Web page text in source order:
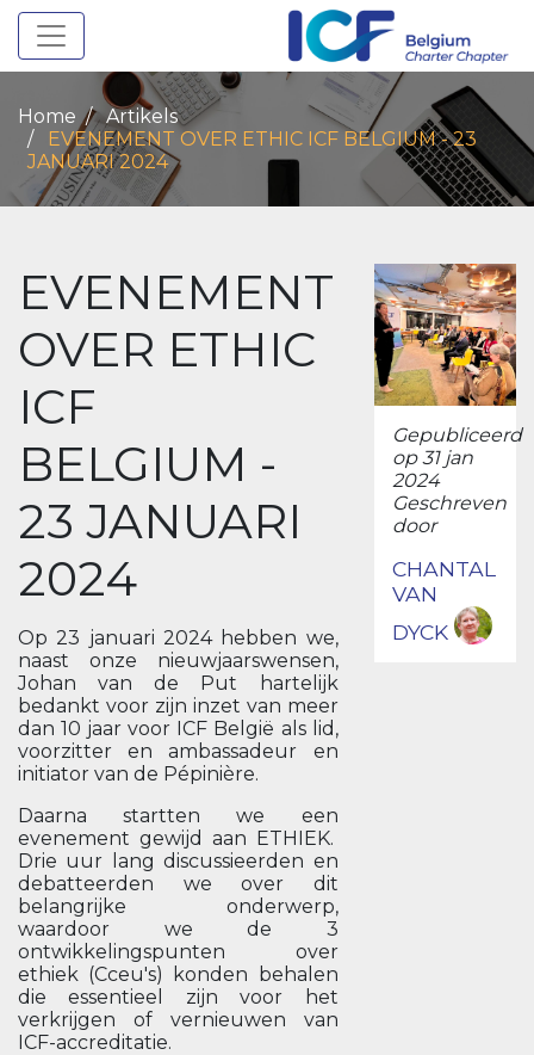
Toggle navigation
Home
Artikels
EVENEMENT OVER ETHIC ICF BELGIUM - 23
JANUARI 2024
EVENEMENT
OVER ETHIC
ICF
BELGIUM -
23 JANUARI
2024
Op 23 januari 2024 hebben we,
naast onze nieuwjaarswensen,
Johan van de Put hartelijk
bedankt voor zijn inzet van meer
dan 10 jaar voor ICF België als lid,
voorzitter en ambassadeur en
initiator van de Pépinière.
Daarna startten we een
evenement gewijd aan ETHIEK.
Drie uur lang discussieerden en
debatteerden we over dit
belangrijke onderwerp,
waardoor we de 3
ontwikkelingspunten over
ethiek (Cceu's) konden behalen
die essentieel zijn voor het
verkrijgen of vernieuwen van
ICF-accreditatie.
Gepubliceerd
op 31 jan
2024
Geschreven
door
CHANTAL
VAN
DYCK